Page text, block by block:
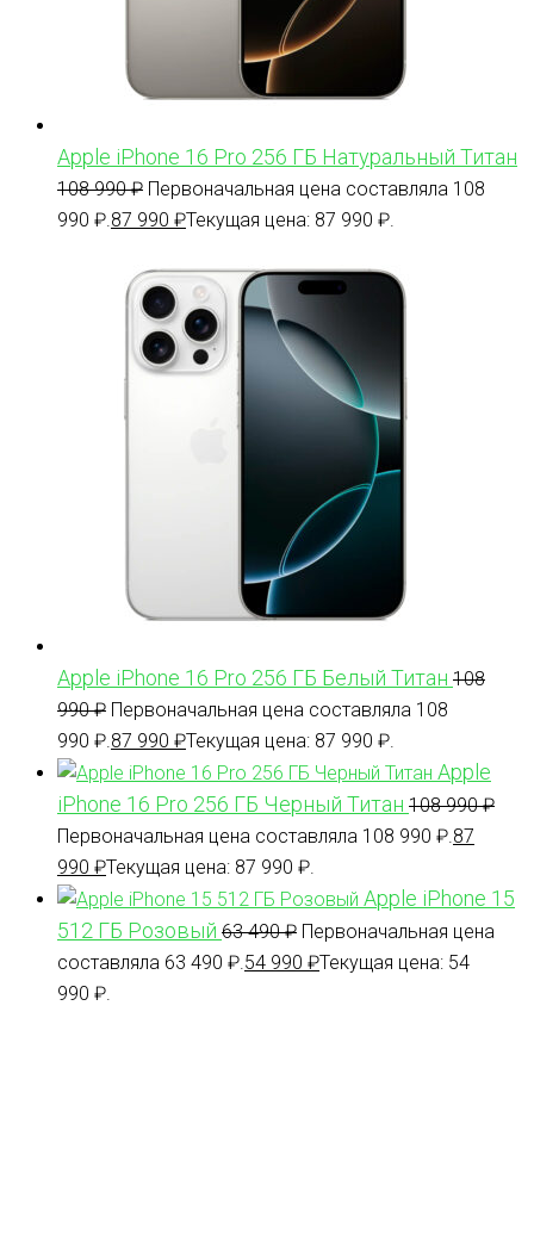
Apple iPhone 16 Pro 256 ГБ Натуральный Титан
108 990₽ Первоначальная цена составляла 108
990 ₽. 87 990 ₽Текущая цена: 87 990 ₽.
Apple iPhone 16 Pro 256 ГБ Белый Титан 108
990₽ Первоначальная цена составляла 108
990 ₽. 87 990 ₽Текущая цена: 87 990 ₽.
Apple
iPhone 16 Pro 256 ГБ Черный Титан 108 990₽
Первоначальная цена составляла 108 990 ₽. 87
990 ₽Текущая цена: 87 990 ₽.
Apple iPhone 15
512 ГБ Розовый 63 490₽ Первоначальная цена
составляла 63 490 ₽. 54 990 ₽Текущая цена: 54
990 ₽.